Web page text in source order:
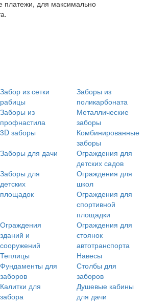
платежи, для максимально
Забор из сетки
рабицы
Заборы из
поликарбоната
Заборы из
профнастила
Металлические
заборы
3D заборы
Комбинированные
заборы
Заборы для дачи
Ограждения для
детских садов
Заборы для
детских
площадок
Ограждения для
школ
Ограждения для
спортивной
площадки
Ограждения
зданий и
сооружений
Ограждения для
стоянок
автотранспорта
Теплицы
Навесы
Фундаменты для
заборов
Столбы для
заборов
Калитки для
забора
Душевые кабины
для дачи